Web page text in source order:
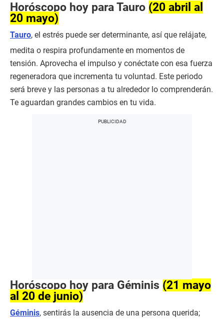
Horóscopo hoy para Tauro (20 abril al
20 mayo)
Tauro, el estrés puede ser determinante, así que relájate,
medita o respira profundamente en momentos de
tensión. Aprovecha el impulso y conéctate con esa fuerza
regeneradora que incrementa tu voluntad. Este periodo
será breve y las personas a tu alrededor lo comprenderán.
Te aguardan grandes cambios en tu vida.
Horóscopo hoy para Géminis (21 mayo
al 20 de junio)
Géminis, sentirás la ausencia de una persona querida;